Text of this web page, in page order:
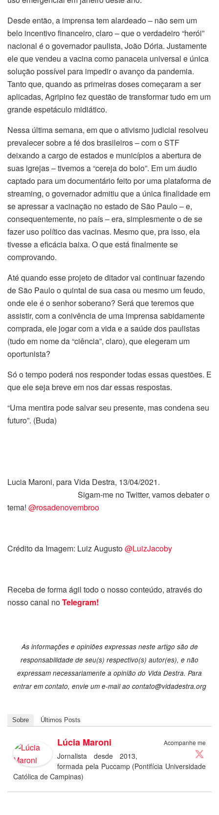
Desde então, a imprensa tem alardeado – não sem um
belo incentivo financeiro, claro – que o verdadeiro “herói”
nacional é o governador paulista, João Dória. Justamente
ele que vendeu a vacina como panaceia universal e única
solução possível para impedir o avanço da pandemia.
Tanto que, quando as primeiras doses começaram a ser
aplicadas, Agripino fez questão de transformar tudo em um
grande espetáculo midiático.
Nessa última semana, em que o ativismo judicial resolveu
prevalecer sobre a fé dos brasileiros – com o STF
deixando a cargo de estados e municípios a abertura de
suas igrejas – tivemos a “cereja do bolo”. Em um áudio
captado para um documentário feito por uma plataforma de
streaming, o governador admitiu que a única finalidade em
se apressar a vacinação no estado de São Paulo – e,
consequentemente, no país – era, simplesmente o de se
fazer uso político das vacinas. Mesmo que, pra isso, ela
tivesse a eficácia baixa. O que está finalmente se
comprovando.
Até quando esse projeto de ditador vai continuar fazendo
de São Paulo o quintal de sua casa ou mesmo um feudo,
onde ele é o senhor soberano? Será que teremos que
assistir, com a conivência de uma imprensa sabidamente
comprada, ele jogar com a vida e a saúde dos paulistas
(tudo em nome da “ciência”, claro), que elegeram um
oportunista?
Só o tempo poderá nos responder todas essas questões. E
que ele seja breve em nos dar essas respostas.
“Uma mentira pode salvar seu presente, mas condena seu
futuro”. (Buda)
Lucia Maroni, para Vida Destra, 13/04/2021.
Sigam-me no Twitter, vamos debater o
tema! @rosadenovembroo
Crédito da Imagem: Luiz Augusto@LuizJacoby
Receba de forma ágil todo o nosso conteúdo, através do
nosso canal noTelegram!
As informações e opiniões expressas neste artigo são de
responsabilidade de seu(s) respectivo(s) autor(es), e não
expressam necessariamente a opinião do Vida Destra. Para
entrar em contato, envie um e-mail ao contato@vidadestra.org
Sobre Últimos Posts
Acompanhe me
Lúcia Maroni
Jornalista desde 2013,
formada pela Puccamp (Pontifícia Universidade
Católica de Campinas)